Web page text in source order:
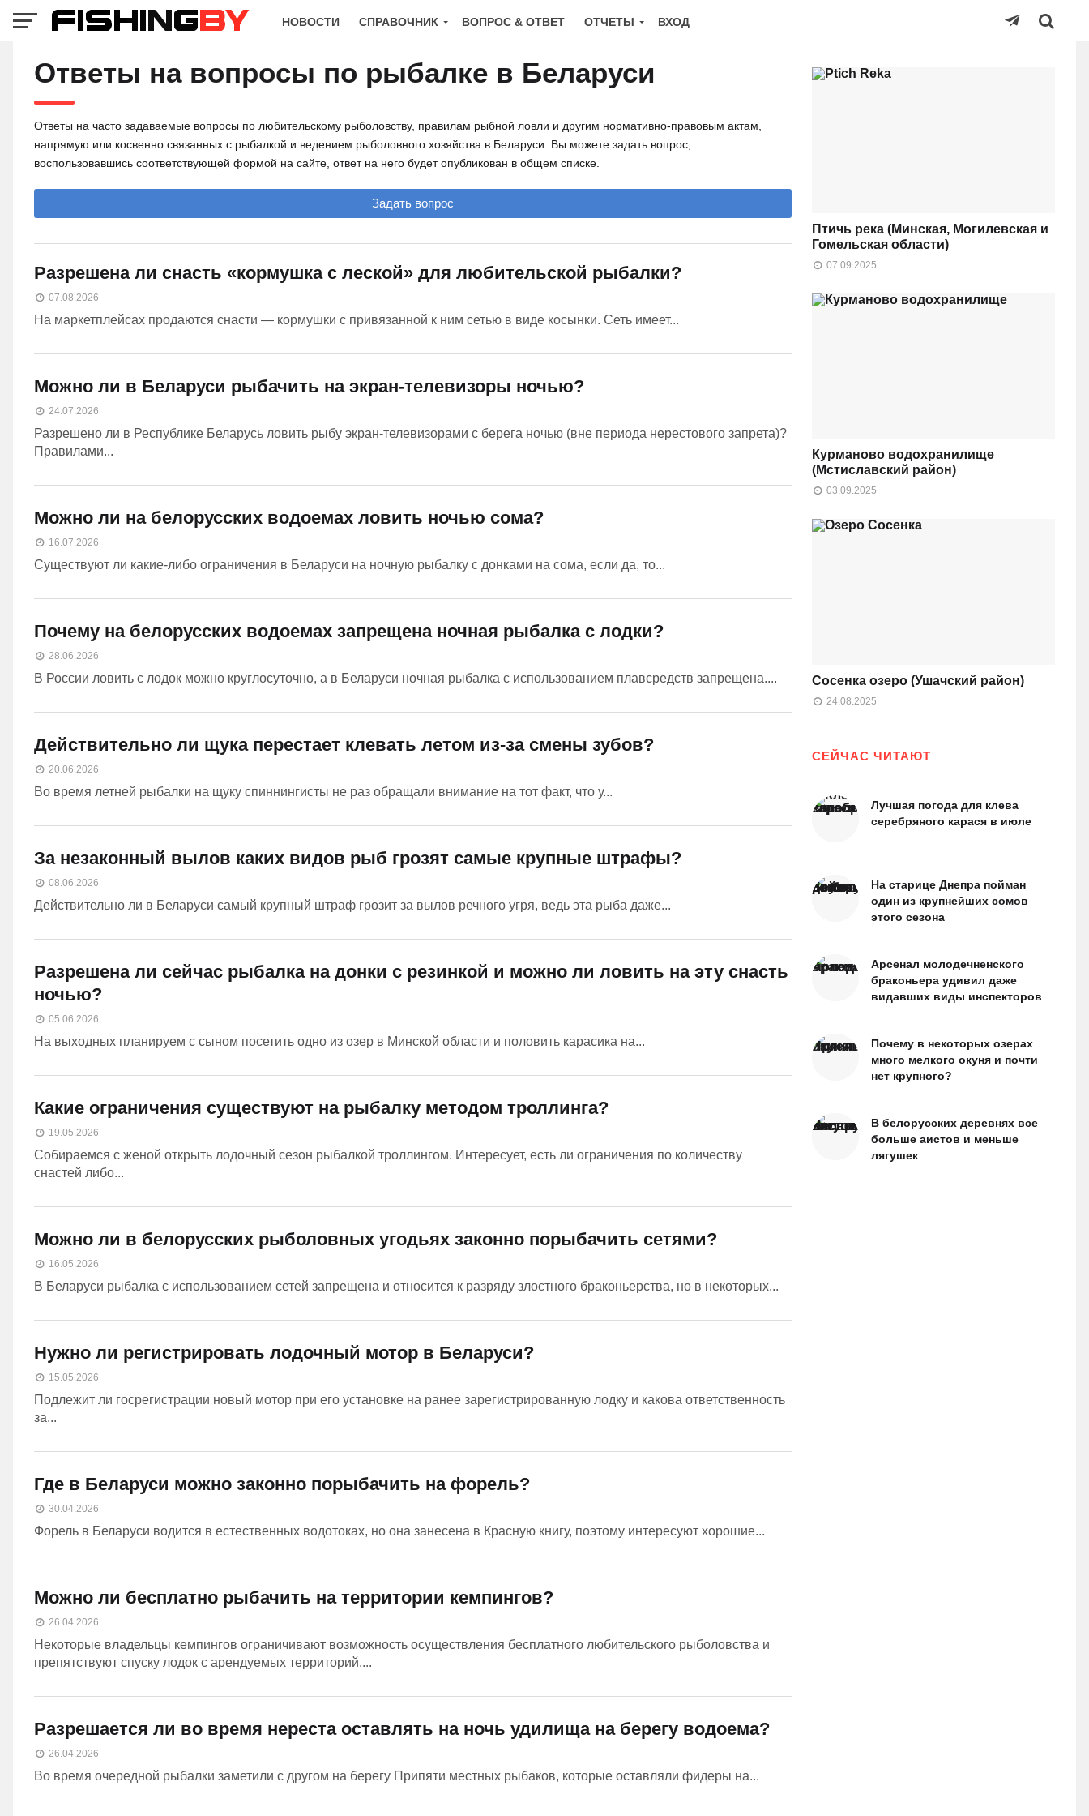
НОВОСТИ СПРАВОЧНИК ВОПРОС & ОТВЕТ ОТЧЕТЫ ВХОД
Ответы на вопросы по рыбалке в Беларуси
Ответы на часто задаваемые вопросы по любительскому рыболовству, правилам рыбной ловли и другим нормативно-правовым актам,
напрямую или косвенно связанных с рыбалкой и ведением рыболовного хозяйства в Беларуси. Вы можете задать вопрос,
воспользовавшись соответствующей формой на сайте, ответ на него будет опубликован в общем списке.
Задать вопрос
Разрешена ли снасть «кормушка с леской» для любительской рыбалки?
07.08.2026
На маркетплейсах продаются снасти — кормушки с привязанной к ним сетью в виде косынки. Сеть имеет...
Можно ли в Беларуси рыбачить на экран-телевизоры ночью?
24.07.2026
Разрешено ли в Республике Беларусь ловить рыбу экран-телевизорами с берега ночью (вне периода нерестового запрета)?
Правилами...
Можно ли на белорусских водоемах ловить ночью сома?
16.07.2026
Существуют ли какие-либо ограничения в Беларуси на ночную рыбалку с донками на сома, если да, то...
Почему на белорусских водоемах запрещена ночная рыбалка с лодки?
28.06.2026
В России ловить с лодок можно круглосуточно, а в Беларуси ночная рыбалка с использованием плавсредств запрещена....
Действительно ли щука перестает клевать летом из-за смены зубов?
20.06.2026
Во время летней рыбалки на щуку спиннингисты не раз обращали внимание на тот факт, что у...
За незаконный вылов каких видов рыб грозят самые крупные штрафы?
08.06.2026
Действительно ли в Беларуси самый крупный штраф грозит за вылов речного угря, ведь эта рыба даже...
Разрешена ли сейчас рыбалка на донки с резинкой и можно ли ловить на эту снасть
ночью?
05.06.2026
На выходных планируем с сыном посетить одно из озер в Минской области и половить карасика на...
Какие ограничения существуют на рыбалку методом троллинга?
19.05.2026
Собираемся с женой открыть лодочный сезон рыбалкой троллингом. Интересует, есть ли ограничения по количеству
снастей либо...
Можно ли в белорусских рыболовных угодьях законно порыбачить сетями?
16.05.2026
В Беларуси рыбалка с использованием сетей запрещена и относится к разряду злостного браконьерства, но в некоторых...
Нужно ли регистрировать лодочный мотор в Беларуси?
15.05.2026
Подлежит ли госрегистрации новый мотор при его установке на ранее зарегистрированную лодку и какова ответственность
за...
Где в Беларуси можно законно порыбачить на форель?
30.04.2026
Форель в Беларуси водится в естественных водотоках, но она занесена в Красную книгу, поэтому интересуют хорошие...
Можно ли бесплатно рыбачить на территории кемпингов?
26.04.2026
Некоторые владельцы кемпингов ограничивают возможность осуществления бесплатного любительского рыболовства и
препятствуют спуску лодок с арендуемых территорий....
Разрешается ли во время нереста оставлять на ночь удилища на берегу водоема?
26.04.2026
Во время очередной рыбалки заметили с другом на берегу Припяти местных рыбаков, которые оставляли фидеры на...
Птичь река (Минская, Могилевская и
Гомельская области)
07.09.2025
Курманово водохранилище
(Мстиславский район)
03.09.2025
Сосенка озеро (Ушачский район)
24.08.2025
СЕЙЧАС ЧИТАЮТ
Лучшая погода для клева
серебряного карася в июле
На старице Днепра пойман
один из крупнейших сомов
этого сезона
Арсенал молодечненского
браконьера удивил даже
видавших виды инспекторов
Почему в некоторых озерах
много мелкого окуня и почти
нет крупного?
В белорусских деревнях все
больше аистов и меньше
лягушек